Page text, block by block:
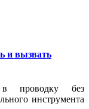
и вызвать
в проводку без
инструмента